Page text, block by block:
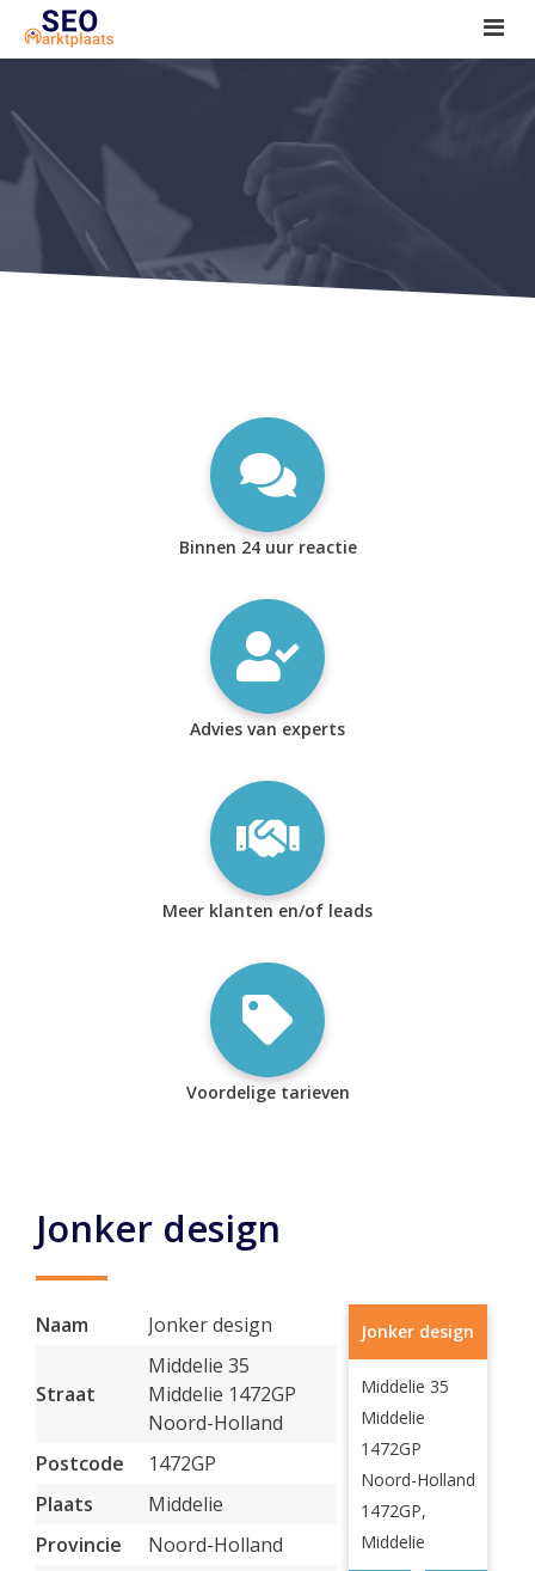
SEO tools reviews
Marketeer bij jou in de buurt?
Offerte
1. Seo voor beginners +
2. Onderzoeken +
Binnen 24 uur reactie
Advies van experts
Meer klanten en/of leads
Voordelige tarieven
Jonker design
Naam Jonker design
Straat
Middelie 35
Middelie 1472GP
Noord-Holland
Postcode
1472GP
Plaats
Middelie
Provincie
Noord-Holland
Jonker design
Middelie 35
Middelie
1472GP
Noord-Holland
1472GP,
Middelie